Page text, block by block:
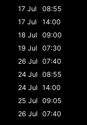
17 Jul
08:55
17 Jul
14:00
18 Jul
09:00
19 Jul
07:30
26 Jul 07:40
24 Jul 08:55
24 Jul 14:00
25 Jul 09:05
26 Jul 07:40